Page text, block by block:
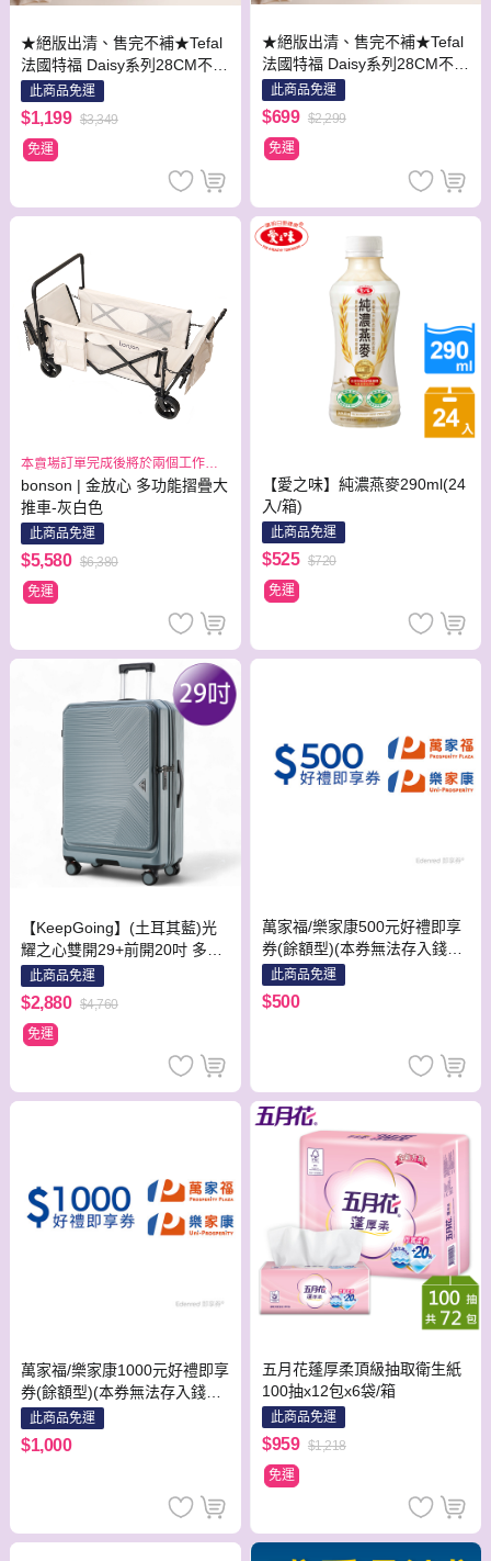
★絕版出清、售完不補★Tefal
法國特福 Daisy系列28CM不沾
小炒鍋(適用電磁爐)+玻璃蓋
此商品免運
$1,199 $3,349
免運
★絕版出清、售完不補★Tefal
法國特福 Daisy系列28CM不沾
平底鍋(適用電磁爐)
此商品免運
$699 $2,299
免運
本賣場訂單完成後將於兩個工作日
bonson | 金放心 多功能摺疊大
推車-灰白色
此商品免運
$5,580 $6,380
免運
【愛之味】純濃燕麥290ml(24
入/箱)
此商品免運
$525 $720
免運
【KeepGoing】(土耳其藍)光
耀之心雙開29+前開20吋 多功
能防爆防刮行李箱
此商品免運
$2,880 $4,760
免運
萬家福/樂家康500元好禮即享
券(餘額型)(本券無法存入錢包
中使用)
此商品免運
$500
萬家福/樂家康1000元好禮即享
券(餘額型)(本券無法存入錢包
中使用)
此商品免運
$1,000
五月花蓬厚柔頂級抽取衛生紙
100抽x12包x6袋/箱
此商品免運
$959 $1,218
免運